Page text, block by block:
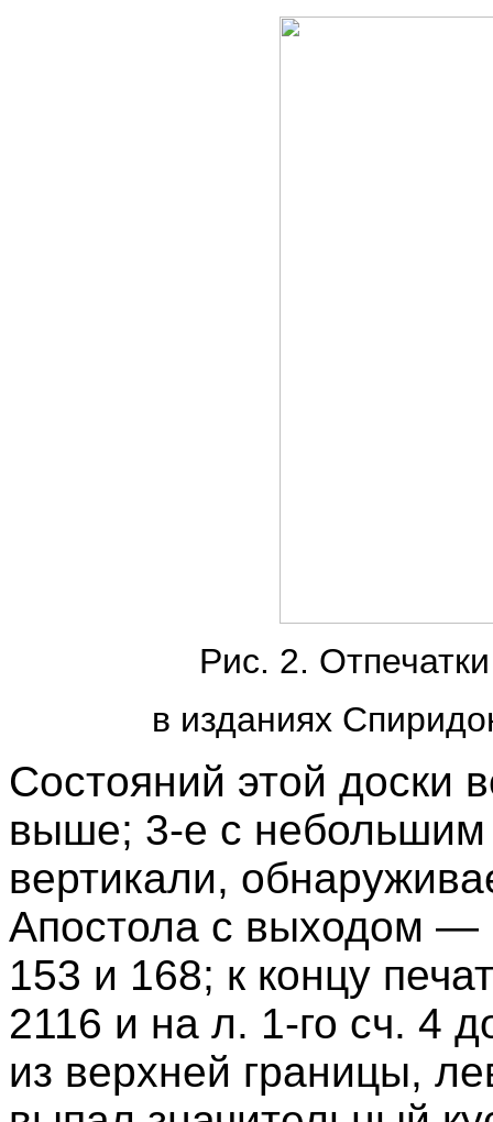
Рис. 2.
в изданиях
Состояний этой доски
выше; 3-е с
вертикали,
Апостола с выходом —
153 и 168; к концу
2116 и на л. 1-го сч. 4
из верхней границы,